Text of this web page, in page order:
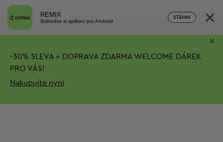
REMIX
Stáhněte si aplikaci pro Android
STÁHNI ×
-30% SLEVA + DOPRAVA ZDARMA WELCOME DÁREK
PRO VÁS!
Nakupujte nyní
×